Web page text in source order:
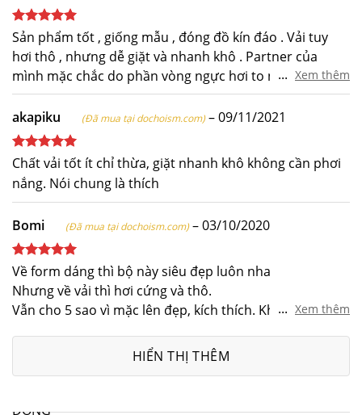
Được xếp
hạng
sao
Sản phẩm tốt , giống mẫu , đóng đồ kín đáo . Vải tuy
hơi thô , nhưng dễ giặt và nhanh khô . Partner của
mình mặc chắc do phần vòng ngực hơi to nên mặc hơi
chật , còn đâu bộ đồ rất đẹp
... Xem thêm
akapiku (Đã mua tại dochoism.com) –09/11/2021
Được xếp
sao
Chất vải tốt ít chỉ thừa, giặt nhanh khô không cần phơi
nắng. Nói chung là thích
Bomi (Đã mua tại dochoism.com) –03/10/2020
Được xếp
hạng55
sao
Về form dáng thì bộ này siêu đẹp luôn nha
Nhưng về vải thì hơi cứng và thô.
Vẫn cho 5 sao vì mặc lên đẹp, kích thích. Không đi ra
được nên khá là tiện luôn 👍👍👍
... Xem thêm
HIỂN THỊ THÊM